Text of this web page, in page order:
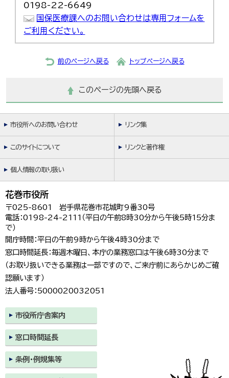
0198-22-6649
国保医療課へのお問い合わせは専用フォームを
ご利用ください。
前のページへ戻る トップページへ戻る
このページの先頭へ戻る
市役所へのお問い合わせ リンク集
このサイトについて リンクと著作権
個人情報の取り扱い
花巻市役所
〒025-8601 岩手県花巻市花城町9番30号
電話：0198-24-2111（平日の午前8時30分から午後5時15分ま
で）
開庁時間：平日の午前9時から午後4時30分まで
窓口時間延長：毎週木曜日、本庁の業務窓口は午後6時30分まで
（お取り扱いできる業務は一部ですので、ご来庁前にあらかじめご確
認願います）
法人番号：5000020032051
市役所庁舎案内
窓口時間延長
条例・例規集等